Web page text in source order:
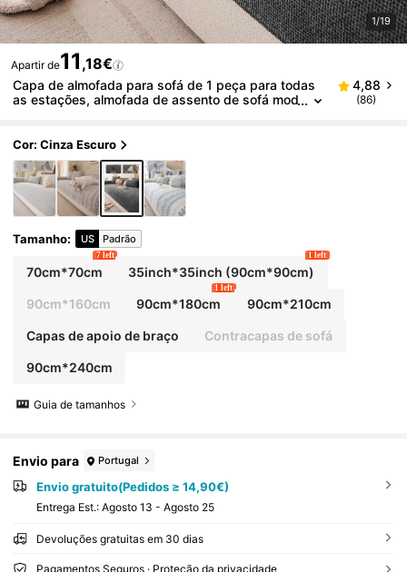
1/19
Apartir de11 ,18€
Capa de almofada para sofá de 1 peça para todas
as estações, almofada de assento de sofá mod
ao desbotamento, aceita animais de estimação, ser
ve em sofás em formato de L e sofás de 1/2/3/4 lu
gares
4,88
(86)
Cor: Cinza Escuro
Tamanho: US Padrão
70cm*70cm
7 left
35inch*35inch (90cm*90cm)
1 left
90cm*160cm 90cm*180cm
1 left
90cm*210cm
Capas de apoio de braço Contracapas de sofá
90cm*240cm
Guia de tamanhos
Envio para Portugal
Envio gratuito(Pedidos ≥ 14,90€)
Entrega Est.: Agosto 13 - Agosto 25
Devoluções gratuitas em 30 dias
Pagamentos Seguros · Proteção da privacidade